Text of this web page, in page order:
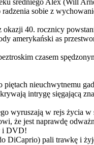
średniego Alex (Will
sobie z
okazji 40. rocznicy
amerykański as
czasem
nieuchwytnemu
intrygę sięgającą
wyruszają w rejs życia
że jest naprawdę
i DVD!
DiCaprio) pali trawkę i